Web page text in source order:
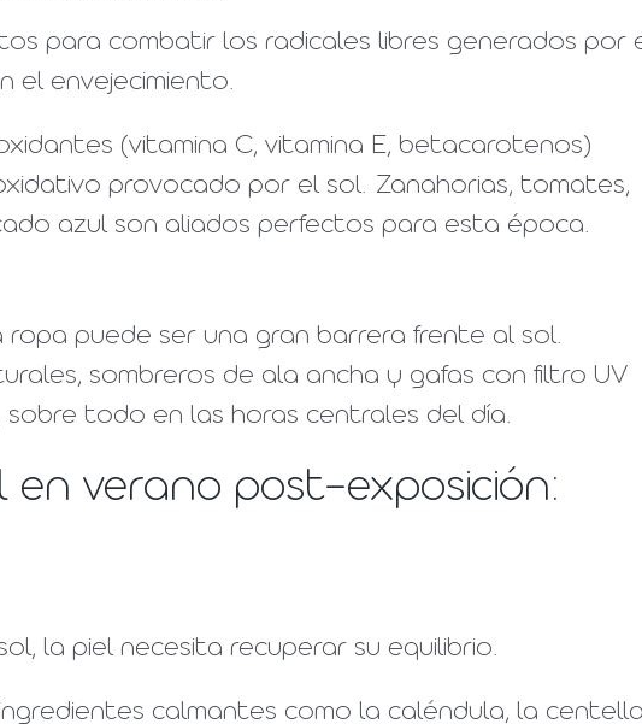
para combatir los radicales libres generados por
el envejecimiento.
(vitamina C, vitamina E, betacarotenos)
provocado por el sol. Zanahorias, tomates,
azul son aliados perfectos para esta época.
puede ser una gran barrera frente al sol.
sombreros de ala ancha y gafas con filtro UV
todo en las horas centrales del día.
en verano post-exposición:
la piel necesita recuperar su equilibrio.
calmantes como la caléndula, la